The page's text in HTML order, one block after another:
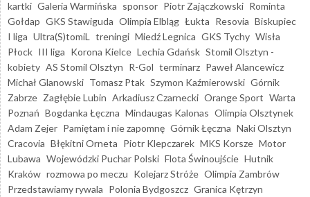
kartki Galeria Warmińska sponsor Piotr Zajączkowski Rominta
Gołdap GKS Stawiguda Olimpia Elbląg Łukta Resovia Biskupiec
I liga Ultra(S)tomiL treningi Miedź Legnica GKS Tychy Wisła
Płock III liga Korona Kielce Lechia Gdańsk Stomil Olsztyn -
kobiety AS Stomil Olsztyn R-Gol terminarz Paweł Alancewicz
Michał Glanowski Tomasz Ptak Szymon Kaźmierowski Górnik
Zabrze Zagłębie Lubin Arkadiusz Czarnecki Orange Sport Warta
Poznań Bogdanka Łęczna Mindaugas Kalonas Olimpia Olsztynek
Adam Zejer Pamiętam i nie zapomnę Górnik Łęczna Naki Olsztyn
Cracovia Błękitni Orneta Piotr Klepczarek MKS Korsze Motor
Lubawa Wojewódzki Puchar Polski Flota Świnoujście Hutnik
Kraków rozmowa po meczu Kolejarz Stróże Olimpia Zambrów
Przedstawiamy rywala Polonia Bydgoszcz Granica Kętrzyn